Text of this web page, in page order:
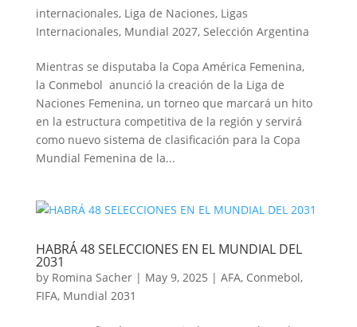
internacionales, Liga de Naciones, Ligas
Internacionales, Mundial 2027, Selección Argentina
Mientras se disputaba la Copa América Femenina,
la Conmebol anunció la creación de la Liga de
Naciones Femenina, un torneo que marcará un hito
en la estructura competitiva de la región y servirá
como nuevo sistema de clasificación para la Copa
Mundial Femenina de la...
HABRÁ 48 SELECCIONES EN EL MUNDIAL DEL
2031
by Romina Sacher| May 9, 2025 | AFA, Conmebol,
FIFA, Mundial 2031